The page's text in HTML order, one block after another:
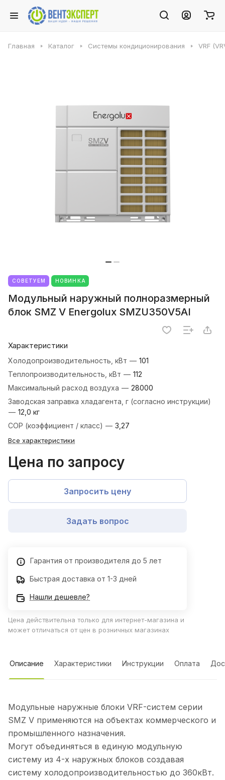
Главная Каталог Системы кондиционирования VRF
СОВЕТУЕМ НОВИНКА
Модульный наружный полноразмерный
блок SMZ V Energolux SMZU350V5AI
Характеристики
Холодопроизводительность, кВт — 101
Теплопроизводительность, кВт — 112
Максимальный расход воздуха — 28000
Заводская заправка хладагента, г (согласно инструкции)
— 12,0 кг
COP (коэффициент / класс) — 3,27
Все характеристики
Цена по запросу
Запросить цену
Задать вопрос
Гарантия от производителя до 5 лет
Быстрая доставка от 1-3 дней
Нашли дешевле?
Цена действительна только для интернет-магазина и
может отличаться от цен в розничных магазинах
Описание Характеристики Инструкции Оплата
Модульные наружные блоки VRF-систем серии
SMZ V применяются на объектах коммерческого и
промышленного назначения.
Могут объединяться в единую модульную
систему из 4-х наружных блоков создавая
систему холодопроизводительностью до 360кВт.